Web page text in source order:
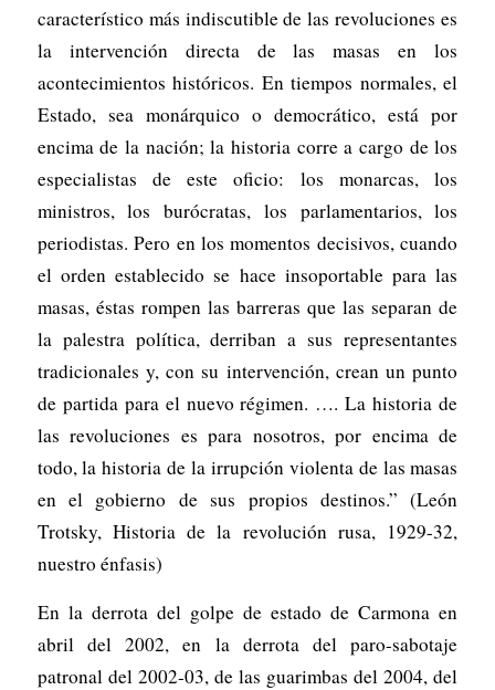
característico más indiscutible de las revoluciones es
la intervención directa de las masas en los
acontecimientos históricos. En tiempos normales, el
Estado, sea monárquico o democrático, está por
encima de la nación; la historia corre a cargo de los
especialistas de este oficio: los monarcas, los
ministros, los burócratas, los parlamentarios, los
periodistas. Pero en los momentos decisivos, cuando
el orden establecido se hace insoportable para las
masas, éstas rompen las barreras que las separan de
la palestra política, derriban a sus representantes
tradicionales y, con su intervención, crean un punto
de partida para el nuevo régimen. …. La historia de
las revoluciones es para nosotros, por encima de
todo, la historia de la irrupción violenta de las masas
en el gobierno de sus propios destinos.” (León
Trotsky, Historia de la revolución rusa, 1929-32,
nuestro énfasis)
En la derrota del golpe de estado de Carmona en
abril del 2002, en la derrota del paro-sabotaje
patronal del 2002-03, de las guarimbas del 2004, del